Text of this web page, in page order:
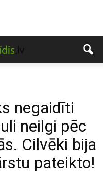
negaidīti
neilgi pēc
Cilvēki bija
pateikto!